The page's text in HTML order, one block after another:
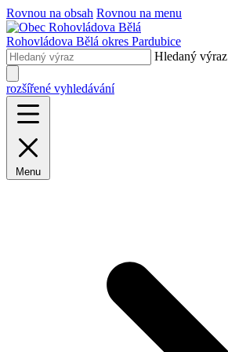
Rovnou na obsah Rovnou na menu
Rohovládova Bělá okres Pardubice
Hledaný výraz
rozšířené vyhledávání
Menu